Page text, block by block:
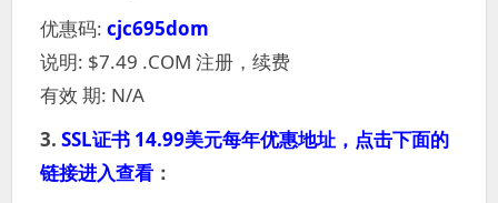
优惠码: cjc695dom
说明: $7.49 .COM 注册，续费
有效 期: N/A
3. SSL证书 14.99美元每年优惠地址，点击下面的
链接进入查看 ：